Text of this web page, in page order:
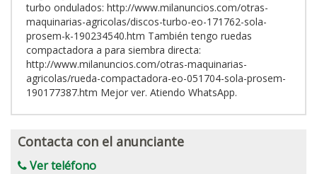
turbo ondulados: http://www.milanuncios.com/otras-
maquinarias-agricolas/discos-turbo-eo-171762-sola-
prosem-k-190234540.htm También tengo ruedas
compactadora a para siembra directa:
http://www.milanuncios.com/otras-maquinarias-
agricolas/rueda-compactadora-eo-051704-sola-prosem-
190177387.htm Mejor ver. Atiendo WhatsApp.
Contacta con el anunciante
Ver teléfono